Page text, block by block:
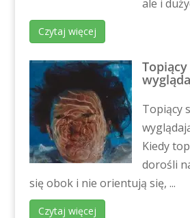
ale i
Czytaj więcej
Topiący
Kiedy
dorośli
się obok i nie orientują się, ...
Czytaj więcej